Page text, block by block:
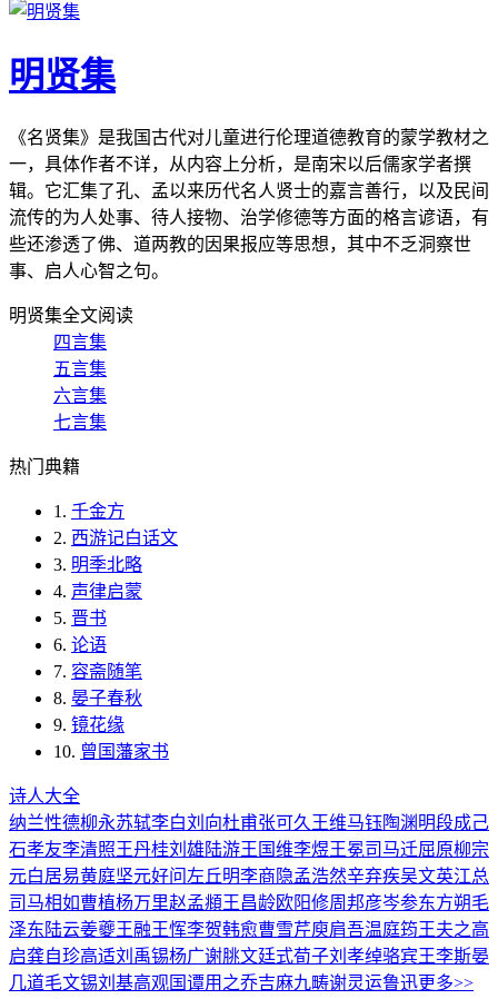
明贤集
《名贤集》是我国古代对儿童进行伦理道德教育的蒙学教材之
一，具体作者不详，从内容上分析，是南宋以后儒家学者撰
辑。它汇集了孔、孟以来历代名人贤士的嘉言善行，以及民间
流传的为人处事、待人接物、治学修德等方面的格言谚语，有
些还渗透了佛、道两教的因果报应等思想，其中不乏洞察世
事、启人心智之句。
明贤集全文阅读
四言集
五言集
六言集
七言集
热门典籍
1. 千金方
2. 西游记白话文
3. 明季北略
4. 声律启蒙
5. 晋书
6. 论语
7. 容斋随笔
8. 晏子春秋
9. 镜花缘
10. 曾国藩家书
诗人大全
纳兰性德柳永苏轼李白刘向杜甫张可久 王维马钰陶渊明段成己
石孝友李清照王丹桂刘雄陆游王国维李煜王冕司马迁屈原柳宗
元白居易黄庭坚元好问 左丘明李商隐孟浩然辛弃疾吴文英江总
司马相如曹植杨万里赵孟頫王昌龄欧阳修周邦彦岑参东方朔毛
泽东陆云姜夔王融王恽李贺韩愈曹雪芹庾肩吾温庭筠王夫之高
启龚自珍高适刘禹锡杨广谢朓文廷式荀子刘孝绰骆宾王李斯晏
几道毛文锡刘基高观国谭用之乔吉麻九畴谢灵运鲁迅更多>>